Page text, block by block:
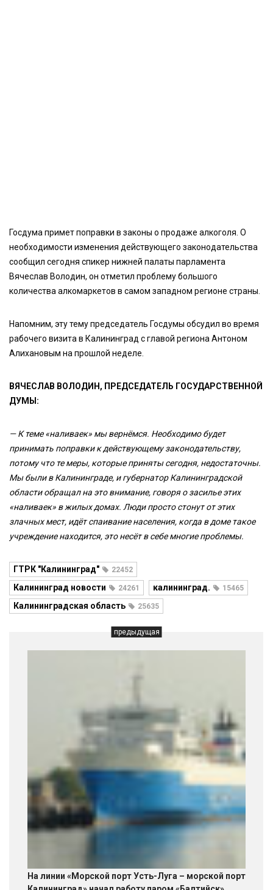
Госдума примет поправки в законы о продаже алкоголя. О
необходимости изменения действующего законодательства
сообщил сегодня спикер нижней палаты парламента
Вячеслав Володин, он отметил проблему большого
количества алкомаркетов в самом западном регионе страны.
Напомним, эту тему председатель Госдумы обсудил во время
рабочего визита в Калининград с главой региона Антоном
Алихановым на прошлой неделе.
ВЯЧЕСЛАВ ВОЛОДИН, ПРЕДСЕДАТЕЛЬ ГОСУДАРСТВЕННОЙ
ДУМЫ:
— К теме «наливаек» мы вернёмся. Необходимо будет
принимать поправки к действующему законодательству,
потому что те меры, которые приняты сегодня, недостаточны.
Мы были в Калининграде, и губернатор Калининградской
области обращал на это внимание, говоря о засилье этих
«наливаек» в жилых домах. Люди просто стонут от этих
злачных мест, идёт спаивание населения, когда в доме такое
учреждение находится, это несёт в себе многие проблемы.
ГТРК "Калининград" 22452
Калининград новости 24261 калининград. 15465
Калининградская область 25635
предыдущая
На линии «Морской порт Усть-Луга – морской порт